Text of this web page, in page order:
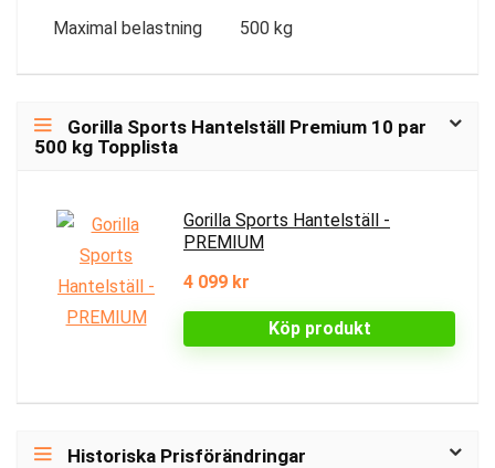
Maximal belastning 500 kg
Gorilla Sports Hantelställ Premium 10 par
500 kg Topplista
Gorilla Sports Hantelställ -
PREMIUM
4 099 kr
Köp produkt
Historiska Prisförändringar